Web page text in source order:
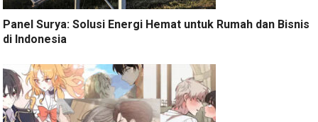
Panel Surya: Solusi Energi Hemat untuk Rumah dan Bisnis
di Indonesia